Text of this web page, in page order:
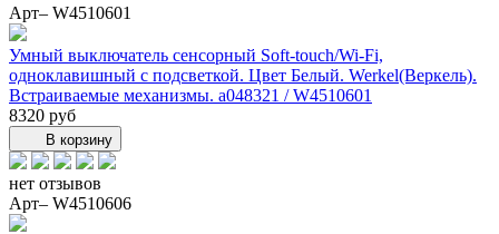
Арт– W4510601
Умный выключатель сенсорный Soft-touch/Wi-Fi,
одноклавишный с подсветкой. Цвет Белый. Werkel(Веркель).
Встраиваемые механизмы. a048321 / W4510601
8320 руб
В корзину
нет отзывов
Арт– W4510606